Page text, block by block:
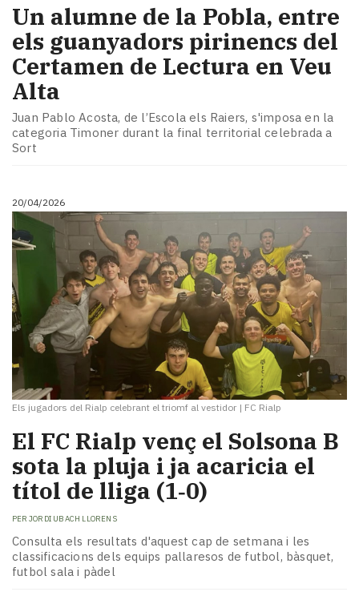
Un alumne de la Pobla, entre
els guanyadors pirinencs del
Certamen de Lectura en Veu
Alta
Juan Pablo Acosta, de l’Escola els Raiers, s'imposa en la
categoria Timoner durant la final territorial celebrada a
Sort
20/04/2026
Els jugadors del Rialp celebrant el triomf al vestidor | FC Rialp
El FC Rialp venç el Solsona B
sota la pluja i ja acaricia el
títol de lliga (1‑0)
PER JORDI UBACH LLORENS
Consulta els resultats d'aquest cap de setmana i les
classificacions dels equips pallaresos de futbol, bàsquet,
futbol sala i pàdel